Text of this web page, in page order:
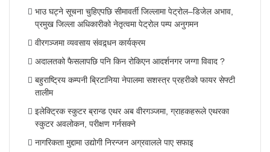
भाउ घट्ने सूचना चुहिएपछि सीमावर्ती जिल्लामा पेट्रोल–डिजेल अभाव,
प्रमुख जिल्ला अधिकारीको नेतृत्वमा पेट्रोल पम्प अनुगमन
वीरगञ्जमा व्यवसाय संवद्र्धन कार्यक्रम
अदालतको फैसलापछि पनि किन रोकिएन आदर्शनगर जग्गा विवाद ?
बहुराष्ट्रिय कम्पनी ब्रिटानिया नेपालमा सशस्त्र प्रहरीको फायर सेफ्टी
तालीम
इलेक्ट्रिक स्कुटर ब्रान्ड एथर अब वीरगञ्जमा, ग्राहकहरूले एथरका
स्कुटर अवलोकन, परीक्षण गर्नसक्ने
नागरिकता मुद्दामा उद्योगी निरन्जन अग्रवालले पाए सफाइ